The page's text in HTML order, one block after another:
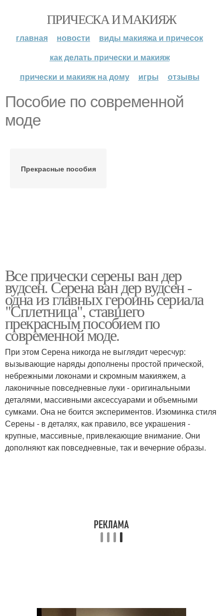
ПРИЧЕСКА И МАКИЯЖ
главная новости
виды макияжа и причесок
как делать прически и макияж
прически и макияж на дому
игры отзывы
Пособие по современной
моде
Прекрасные пособия
Все прически серены ван дер
вудсен. Серена ван дер вудсен -
одна из главных героинь сериала
"Сплетница", ставшего
прекрасным пособием по
современной моде.
При этом Серена никогда не выглядит чересчур:
вызывающие наряды дополнены простой прической,
небрежными локонами и скромным макияжем, а
лаконичные повседневные луки - оригинальными
деталями, массивными аксессуарами и объемными
сумками. Она не боится экспериментов. Изюминка стиля
Серены - в деталях, как правило, все украшения -
крупные, массивные, привлекающие внимание. Они
дополняют как повседневные, так и вечерние образы.